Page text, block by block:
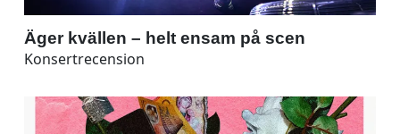
Äger kvällen – helt ensam på scen
Konsertrecension